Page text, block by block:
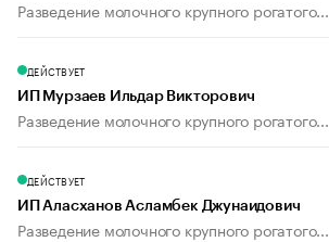
Разведение молочного крупного рогатого...
ДЕЙСТВУЕТ
ИП Мурзаев Ильдар Викторович
Разведение молочного крупного рогатого...
ДЕЙСТВУЕТ
ИП Аласханов Асламбек Джунаидович
Разведение молочного крупного рогатого...